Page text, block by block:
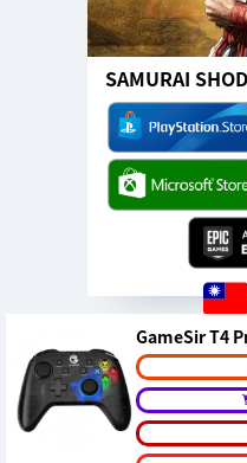
SAMURAI
GameSir T4